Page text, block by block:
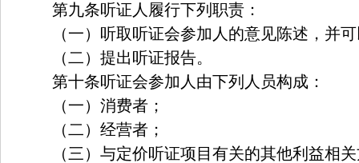
第九条听证人履行下列职责：
（一）听取听证会参加人的意见陈述，并
（二）提出听证报告。
第十条听证会参加人由下列人员构成：
（一）消费者；
（二）经营者；
（三）与定价听证项目有关的其他利益相